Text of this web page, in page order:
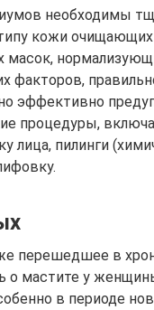
необходимы
кожи
масок,
факторов,
эффективно
процедуры,
лица, пилинги
перешедшее в
о мастите у
в периоде